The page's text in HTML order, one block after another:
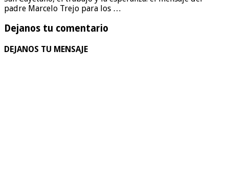
padre Marcelo Trejo para los …
Dejanos tu comentario
DEJANOS TU MENSAJE